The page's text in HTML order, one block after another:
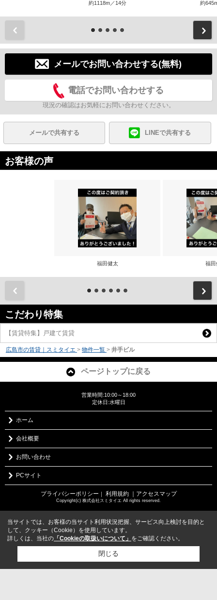
約1118m／14分 約
メールでお問い合わせする(無料)
電話でお問い合わせする
現況の確認はお気軽にお問い合わせください。
メールで共有する LINEで共有する
お客様の声
福田健太 福田
こだわり特集
【賃貸特集】戸建て賃貸
広島市の賃貸｜スミタイエ > 物件一覧 > 井手ビル
ページトップに戻る
営業時間:10:00～18:00
定休日:水曜日
ホーム
会社概要
お問い合わせ
PCサイト
プライバシーポリシー 利用規約 ｜アクセスマップ
Copyright(c) 株式会社スミタイエ All rights reserved.
当サイトでは、お客様の当サイト利用状況把握、サービス向上検討を目的と
して、クッキー（Cookie）を使用しています。
詳しくは、当社の 「Cookieの取扱いについて」 をご確認ください。
閉じる